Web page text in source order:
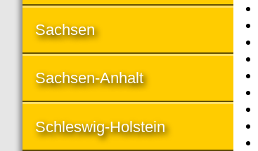
Sachsen
Sachsen-Anhalt
Schleswig-Holstein